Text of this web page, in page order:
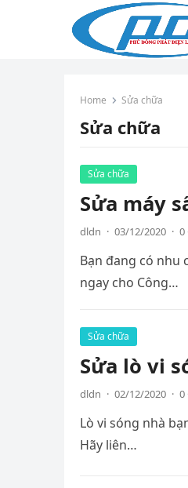
Home Sửa chữa
Sửa chữa
Sửa chữa
Sửa máy
dldn · 03/12/2020 · 0
Bạn đang có nhu
ngay cho Công…
Sửa chữa
Sửa lò vi
dldn · 02/12/2020 · 0
Lò vi sóng nhà
Hãy liên…